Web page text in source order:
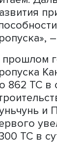
между
тонн.
выше
Китаем.